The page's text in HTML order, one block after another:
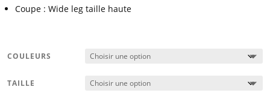
Coupe : Wide leg taille haute
COULEURS
TAILLE